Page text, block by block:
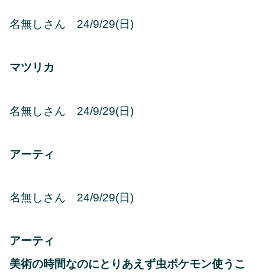
名無しさん 24/9/29(日)
マツリカ
名無しさん 24/9/29(日)
アーティ
名無しさん 24/9/29(日)
アーティ
美術の時間なのにとりあえず虫ポケモン使うこ